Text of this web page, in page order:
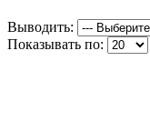
Выводить:
Показывать по: